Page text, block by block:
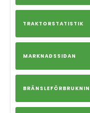
TRAKTORSTATISTIK
MARKNADSSIDAN